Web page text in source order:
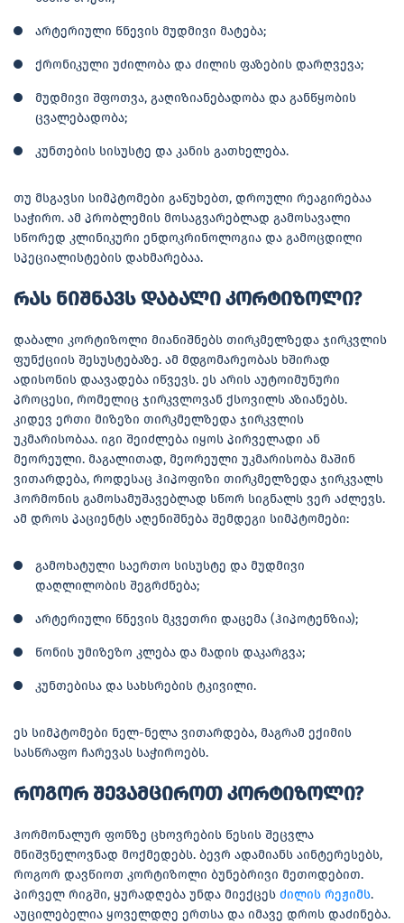
არტერიული წნევის მუდმივი მატება;
ქრონიკული უძილობა და ძილის ფაზების დარღვევა;
მუდმივი შფოთვა, გაღიზიანებადობა და განწყობის
ცვალებადობა;
კუნთების სისუსტე და კანის გათხელება.
თუ მსგავსი სიმპტომები გაწუხებთ, დროული რეაგირებაა
საჭირო. ამ პრობლემის მოსაგვარებლად გამოსავალი
სწორედ კლინიკური ენდოკრინოლოგია და გამოცდილი
სპეციალისტების დახმარებაა.
რას ნიშნავს დაბალი კორტიზოლი?
დაბალი კორტიზოლი მიანიშნებს თირკმელზედა ჯირკვლის
ფუნქციის შესუსტებაზე. ამ მდგომარეობას ხშირად
ადისონის დაავადება იწვევს. ეს არის აუტოიმუნური
პროცესი, რომელიც ჯირკვლოვან ქსოვილს აზიანებს.
კიდევ ერთი მიზეზი თირკმელზედა ჯირკვლის
უკმარისობაა. იგი შეიძლება იყოს პირველადი ან
მეორეული. მაგალითად, მეორეული უკმარისობა მაშინ
ვითარდება, როდესაც ჰიპოფიზი თირკმელზედა ჯირკვალს
ჰორმონის გამოსამუშავებლად სწორ სიგნალს ვერ აძლევს.
ამ დროს პაციენტს აღენიშნება შემდეგი სიმპტომები:
გამოხატული საერთო სისუსტე და მუდმივი
დაღლილობის შეგრძნება;
არტერიული წნევის მკვეთრი დაცემა (ჰიპოტენზია);
წონის უმიზეზო კლება და მადის დაკარგვა;
კუნთებისა და სახსრების ტკივილი.
ეს სიმპტომები ნელ-ნელა ვითარდება, მაგრამ ექიმის
სასწრაფო ჩარევას საჭიროებს.
როგორ შევამციროთ კორტიზოლი?
ჰორმონალურ ფონზე ცხოვრების წესის შეცვლა
მნიშვნელოვნად მოქმედებს. ბევრ ადამიანს აინტერესებს,
როგორ დავწიოთ კორტიზოლი ბუნებრივი მეთოდებით.
პირველ რიგში, ყურადღება უნდა მიექცეს ძილის რეჟიმს.
აუცილებელია ყოველდღე ერთსა და იმავე დროს დაძინება.